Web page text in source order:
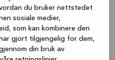
du bruker nettstedet
sosiale medier,
som kan kombinere den
gjort tilgjengelig for dem,
din bruk av